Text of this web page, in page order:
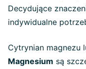
Decydujące
indywidualne
Cytrynian magnezu
Magnesium są